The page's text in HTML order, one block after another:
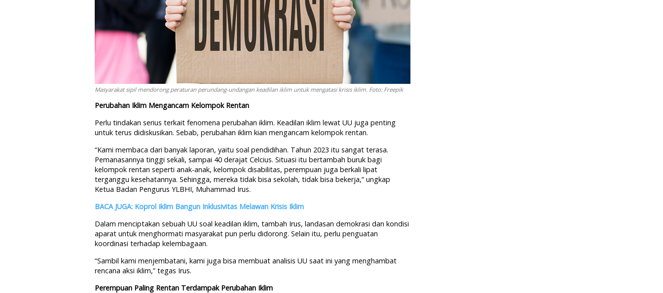
Masyarakat sipil mendorong peraturan perundang-undangan keadilan iklim untuk mengatasi krisis iklim. Foto: Freepik
Perubahan Iklim Mengancam Kelompok Rentan
Perlu tindakan serius terkait fenomena perubahan iklim. Keadilan iklim lewat UU juga penting
untuk terus didiskusikan. Sebab, perubahan iklim kian mengancam kelompok rentan.
“Kami membaca dari banyak laporan, yaitu soal pendidihan. Tahun 2023 itu sangat terasa.
Pemanasannya tinggi sekali, sampai 40 derajat Celcius. Situasi itu bertambah buruk bagi
kelompok rentan seperti anak-anak, kelompok disabilitas, perempuan juga berkali lipat
terganggu kesehatannya. Sehingga, mereka tidak bisa sekolah, tidak bisa bekerja,” ungkap
Ketua Badan Pengurus YLBHI, Muhammad Irus.
BACA JUGA: Koprol Iklim Bangun Inklusivitas Melawan Krisis Iklim
Dalam menciptakan sebuah UU soal keadilan iklim, tambah Irus, landasan demokrasi dan kondisi
aparat untuk menghormati masyarakat pun perlu didorong. Selain itu, perlu penguatan
koordinasi terhadap kelembagaan.
“Sambil kami menjembatani, kami juga bisa membuat analisis UU saat ini yang menghambat
rencana aksi iklim,” tegas Irus.
Perempuan Paling Rentan Terdampak Perubahan Iklim